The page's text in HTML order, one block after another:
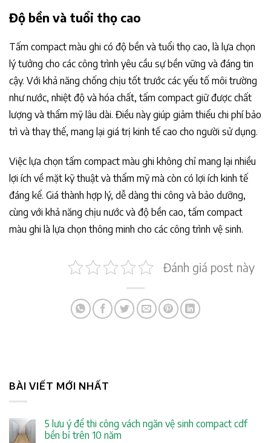
Độ bền và tuổi thọ cao
Tấm compact màu ghi có độ bền và tuổi thọ cao, là lựa chọn
lý tưởng cho các công trình yêu cầu sự bền vững và đáng tin
cậy. Với khả năng chống chịu tốt trước các yếu tố môi trường
như nước, nhiệt độ và hóa chất, tấm compact giữ được chất
lượng và thẩm mỹ lâu dài. Điều này giúp giảm thiểu chi phí bảo
trì và thay thế, mang lại giá trị kinh tế cao cho người sử dụng.
Việc lựa chọn tấm compact màu ghi không chỉ mang lại nhiều
lợi ích về mặt kỹ thuật và thẩm mỹ mà còn có lợi ích kinh tế
đáng kể. Giá thành hợp lý, dễ dàng thi công và bảo dưỡng,
cùng với khả năng chịu nước và độ bền cao, tấm compact
màu ghi là lựa chọn thông minh cho các công trình vệ sinh.
Đánh giá post này
BÀI VIẾT MỚI NHẤT
5 lưu ý để thi công vách ngăn vệ sinh compact cdf
bền bỉ trên 10 năm